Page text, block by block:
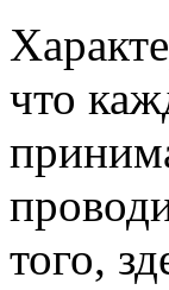
что
того,